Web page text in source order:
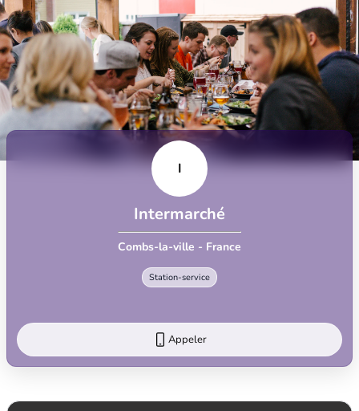
I
Intermarché
Combs-la-ville - France
Station-service
Appeler